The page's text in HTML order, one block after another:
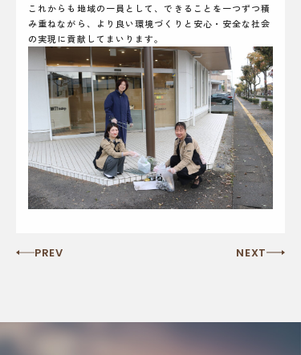
これからも地域の一員として、できることを一つずつ積
み重ねながら、より良い環境づくりと安心・安全な社会
の実現に貢献してまいります。
PREV NEXT